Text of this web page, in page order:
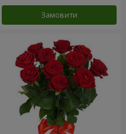
Замовити